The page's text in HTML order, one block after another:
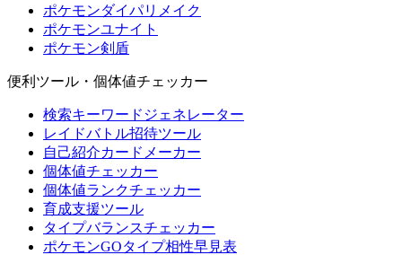
ポケモンダイパリメイク
ポケモンユナイト
ポケモン剣盾
便利ツール・個体値チェッカー
検索キーワードジェネレーター
レイドバトル招待ツール
自己紹介カードメーカー
個体値チェッカー
個体値ランクチェッカー
育成支援ツール
タイプバランスチェッカー
ポケモンGOタイプ相性早見表